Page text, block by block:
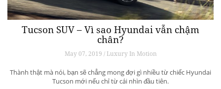
Tucson SUV – Vì sao Hyundai vẫn chậm
chân?
May 07, 2019 / Luxury In Motion
Thành thật mà nói, bạn sẽ chẳng mong đợi gì nhiều từ chiếc Hyundai
Tucson mới nếu chỉ từ cái nhìn đầu tiên.